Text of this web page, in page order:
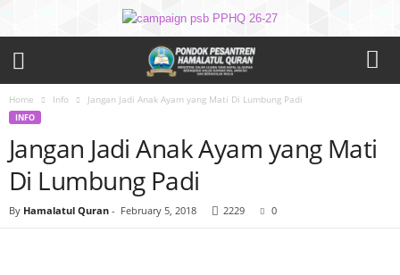
Home Info Jangan Jadi Anak Ayam yang Mati Di Lumbung Padi
INFO
Jangan Jadi Anak Ayam yang Mati
Di Lumbung Padi
By Hamalatul Quran - February 5, 2018 2229 0